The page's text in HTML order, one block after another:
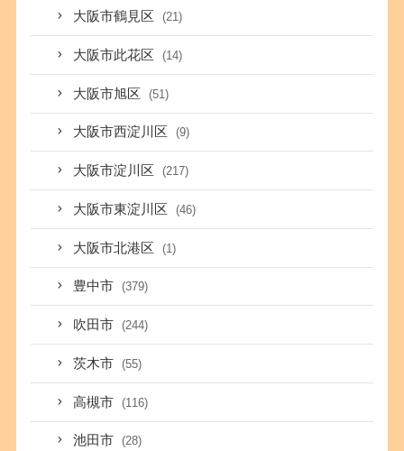
大阪市鶴見区 (21)
大阪市此花区 (14)
大阪市旭区 (51)
大阪市西淀川区 (9)
大阪市淀川区 (217)
大阪市東淀川区 (46)
大阪市北港区 (1)
豊中市 (379)
吹田市 (244)
茨木市 (55)
高槻市 (116)
池田市 (28)